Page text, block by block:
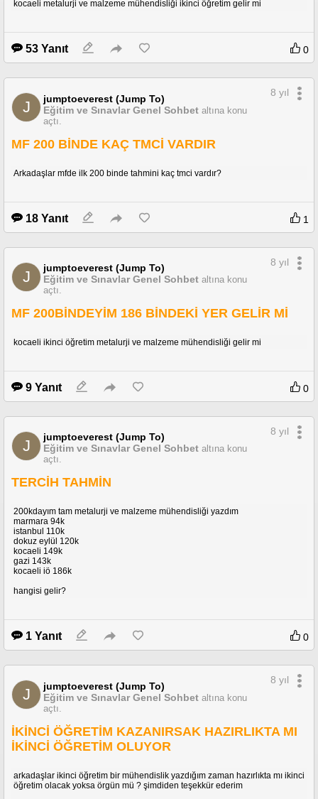
kocaeli metalurji ve malzeme mühendisliği ikinci öğretim gelir mi
53 Yanıt 0
J
jumptoeverest (Jump To)
Eğitim ve Sınavlar Genel Sohbet altına konu
açtı.
8 yıl
MF 200 BİNDE KAÇ TMCİ VARDIR
Arkadaşlar mfde ilk 200 binde tahmini kaç tmci vardır?
18 Yanıt 1
J
jumptoeverest (Jump To)
Eğitim ve Sınavlar Genel Sohbet altına konu
açtı.
8 yıl
MF 200BİNDEYİM 186 BİNDEKİ YER GELİR Mİ
kocaeli ikinci öğretim metalurji ve malzeme mühendisliği gelir mi
9 Yanıt 0
J
jumptoeverest (Jump To)
Eğitim ve Sınavlar Genel Sohbet altına konu
açtı.
8 yıl
TERCİH TAHMİN
200kdayım tam metalurji ve malzeme mühendisliği yazdım
marmara 94k
istanbul 110k
dokuz eylül 120k
kocaeli 149k
gazi 143k
kocaeli iö 186k
hangisi gelir?
1 Yanıt 0
J
jumptoeverest (Jump To)
Eğitim ve Sınavlar Genel Sohbet altına konu
açtı.
8 yıl
İKİNCİ ÖĞRETİM KAZANIRSAK HAZIRLIKTA MI
İKİNCİ ÖĞRETİM OLUYOR
arkadaşlar ikinci öğretim bir mühendislik yazdığım zaman hazırlıkta mı ikinci
öğretim olacak yoksa örgün mü ? şimdiden teşekkür ederim